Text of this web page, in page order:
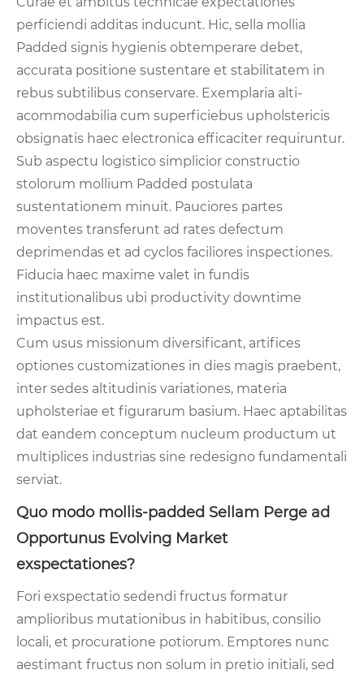
perficiendi additas inducunt. Hic, sella mollia
Padded signis hygienis obtemperare debet,
accurata positione sustentare et stabilitatem in
rebus subtilibus conservare. Exemplaria alti-
acommodabilia cum superficiebus upholstericis
obsignatis haec electronica efficaciter requiruntur.
Sub aspectu logistico simplicior constructio
stolorum mollium Padded postulata
sustentationem minuit. Pauciores partes
moventes transferunt ad rates defectum
deprimendas et ad cyclos faciliores inspectiones.
Fiducia haec maxime valet in fundis
institutionalibus ubi productivity downtime
impactus est.
Cum usus missionum diversificant, artifices
optiones customizationes in dies magis praebent,
inter sedes altitudinis variationes, materia
upholsteriae et figurarum basium. Haec aptabilitas
dat eandem conceptum nucleum productum ut
multiplices industrias sine redesigno fundamentali
serviat.
Quo modo mollis-padded Sellam Perge ad
Opportunus Evolving Market
exspectationes?
Fori exspectatio sedendi fructus formatur
amplioribus mutationibus in habitibus, consilio
locali, et procuratione potiorum. Emptores nunc
aestimant fructus non solum in pretio initiali, sed